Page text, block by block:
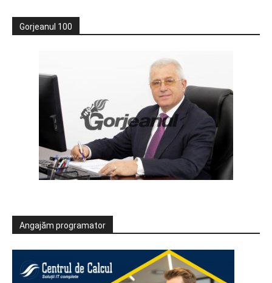
Gorjeanul 100
Angajăm programator